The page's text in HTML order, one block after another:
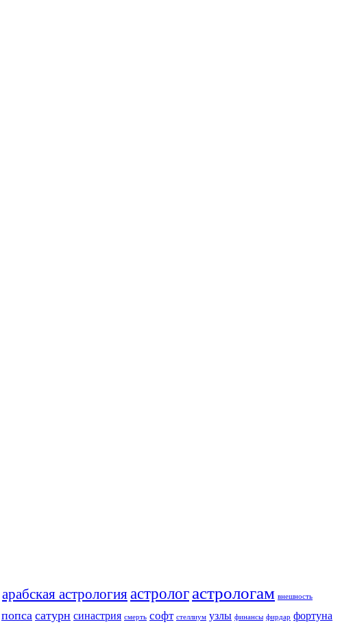
арабская астрологияастролог астрологам внешность
попса сатурн синастрия смерть софт стеллиум узлы финансы фирдар фортуна